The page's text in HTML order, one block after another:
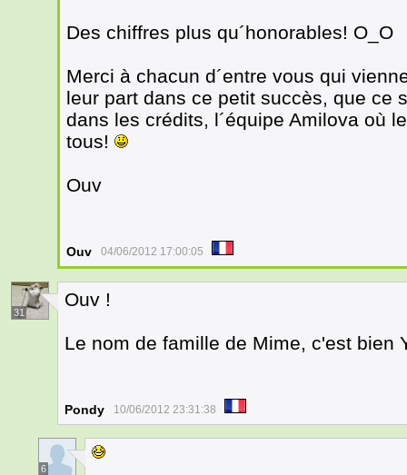
Des chiffres plus qu´honorables! O_O
Merci à chacun d´entre vous qui
leur part dans ce petit succès, que ce
dans les crédits, l´équipe Amilova où
tous!
Ouv
Ouv 04/06/2012 17:00:05
31
Ouv !
Le nom de famille de Mime, c'est bien
Pondy 10/06/2012 23:31:38
6